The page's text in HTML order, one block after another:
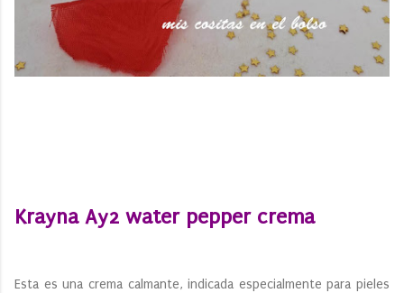
Krayna Ay2 water pepper crema
Esta es una crema calmante, indicada especialmente para pieles